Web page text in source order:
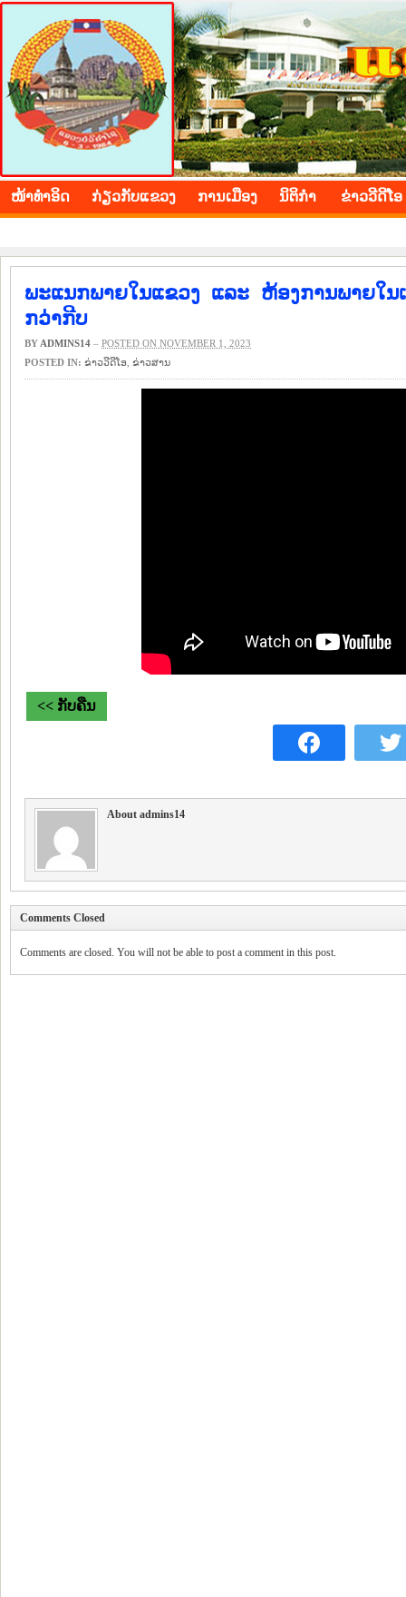
BOLIKHAMXAY PROVINCE
ໜ້າ​ທຳ​ອິດ ​ກ່ຽວ​ກັບ​ແຂວງ ​ການ​ເມືອງ ນິ​ຕິ​ກຳ ຂ່າວ​ວີ​ດີ​ໂອ
ພະແນກພາຍໃນແຂວງ ແລະ ຫ້ອງການພາຍໃ
ກວ່າກີບ
BY ADMINS14 – POSTED ON NOVEMBER 1, 2023
POSTED IN: ຂ່າວ​ວີ​ດີ​ໂອ ​ຂ່າວ​ສານ
<< ກັບຄືນ
About admins14
Comments Closed
Comments are closed. You will not be able to post a comment in this post.